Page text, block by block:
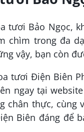
tươi Bảo Ngọc,
chìm trong đa
vậy, bạn còn
tươi Điện Biên
ngay tại
chân thực, cùng
Biên đáng để